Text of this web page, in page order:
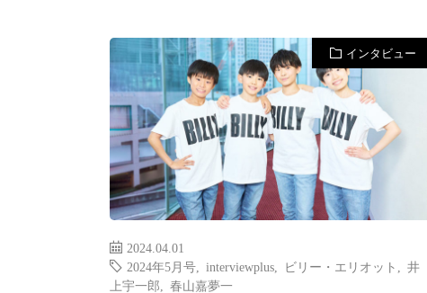
インタビュー
2024.04.01
2024年5月号
interviewplus ビリー・エリオット
井
上宇一郎
春山嘉夢一